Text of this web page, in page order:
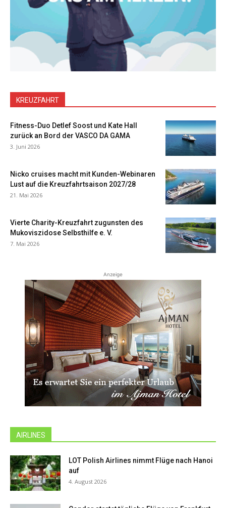
KREUZFAHRT
Fitness-Duo Detlef Soost und Kate Hall
zurück an Bord der VASCO DA GAMA
3. Juni 2026
Nicko cruises macht mit Kunden-Webinaren
Lust auf die Kreuzfahrtsaison 2027/28
21. Mai 2026
Vierte Charity-Kreuzfahrt zugunsten des
Mukoviszidose Selbsthilfe e. V.
7. Mai 2026
Anzeige
AIRLINES
LOT Polish Airlines nimmt Flüge nach Hanoi
auf
4. August 2026